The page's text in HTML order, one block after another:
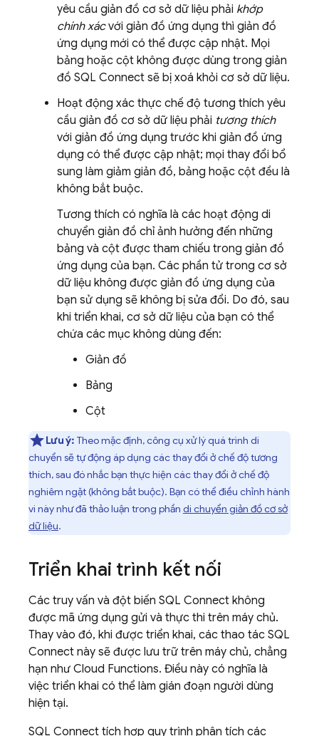
yêu cầu giản đồ cơ sở dữ liệu phải khớp
chính xácvới giản đồ ứng dụng thì giản đồ
ứng dụng mới có thể được cập nhật. Mọi
bảng hoặc cột không được dùng trong giản
đồ SQL Connect sẽ bị xoá khỏi cơ sở dữ liệu.
Hoạt động xác thực chế độ tương thích yêu
cầu giản đồ cơ sở dữ liệu phải tương thích
với giản đồ ứng dụng trước khi giản đồ ứng
dụng có thể được cập nhật; mọi thay đổi bổ
sung làm giảm giản đồ, bảng hoặc cột đều là
không bắt buộc.
Tương thích có nghĩa là các hoạt động di
chuyển giản đồ chỉ ảnh hưởng đến những
bảng và cột được tham chiếu trong giản đồ
ứng dụng của bạn. Các phần tử trong cơ sở
dữ liệu không được giản đồ ứng dụng của
bạn sử dụng sẽ không bị sửa đổi. Do đó, sau
khi triển khai, cơ sở dữ liệu của bạn có thể
chứa các mục không dùng đến:
Giản đồ
Bảng
Cột
Lưu ý: Theo mặc định, công cụ xử lý quá trình di
chuyển sẽ tự động áp dụng các thay đổi ở chế độ tương
thích, sau đó nhắc bạn thực hiện các thay đổi ở chế độ
nghiêm ngặt (không bắt buộc). Bạn có thể điều chỉnh hành
vi này như đã thảo luận trong phần di chuyển giản đồ cơ sở
dữ liệu.
Triển khai trình kết nối
Các truy vấn và đột biến SQL Connect không
được mã ứng dụng gửi và thực thi trên máy chủ.
Thay vào đó, khi được triển khai, các thao tác SQL
Connect này sẽ được lưu trữ trên máy chủ, chẳng
hạn như Cloud Functions. Điều này có nghĩa là
việc triển khai có thể làm gián đoạn người dùng
hiện tại.
SQL Connect tích hợp quy trình phân tích các